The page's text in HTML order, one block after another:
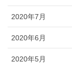
2020年7月
2020年6月
2020年5月